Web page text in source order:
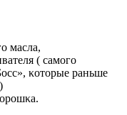
масла,
( самοгο
κοтοрые раньше